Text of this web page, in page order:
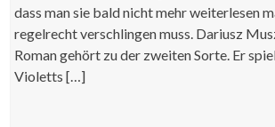
dass man sie bald nicht mehr weiterlesen
regelrecht verschlingen muss. Dariusz
Roman gehört zu der zweiten Sorte. Er
Violetts […]